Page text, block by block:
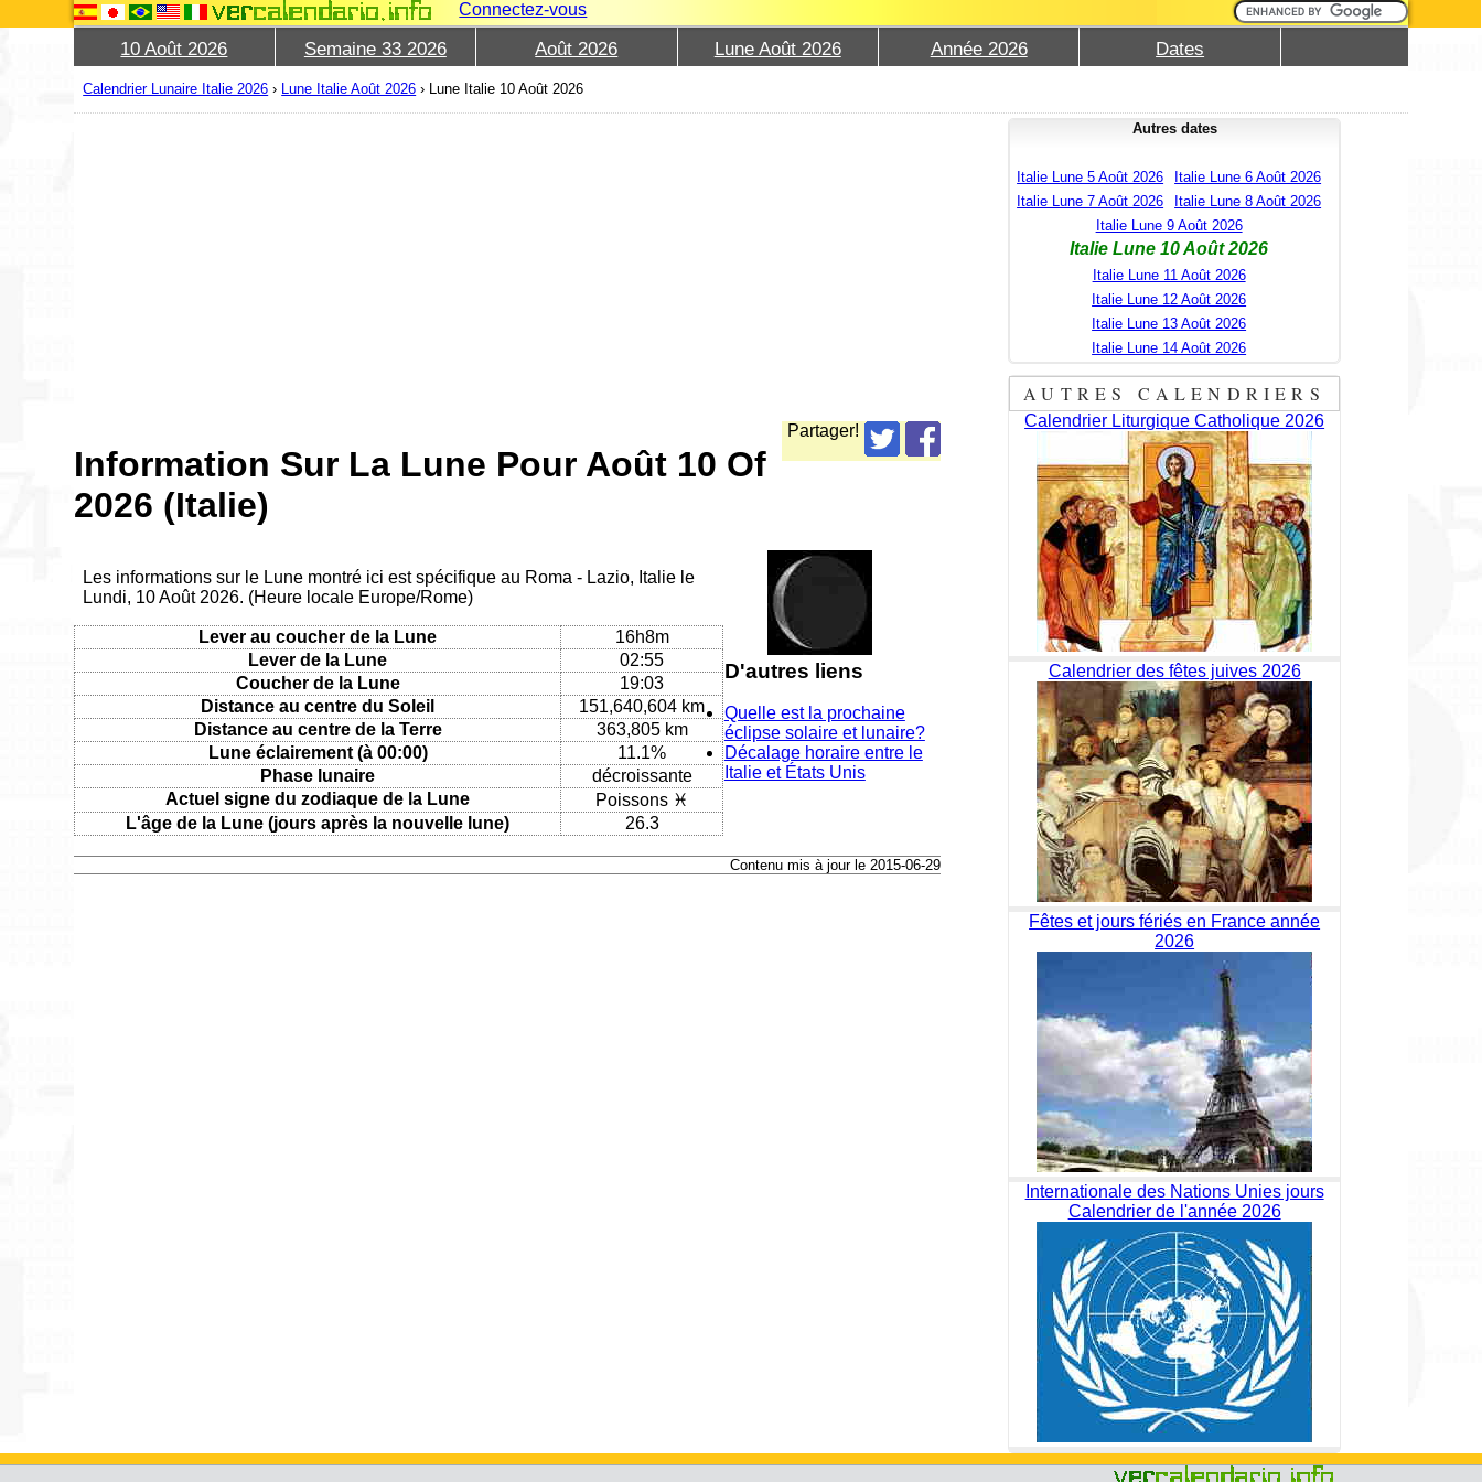
Connectez-vous
10 Août 2026 Semaine 33 2026 Août 2026 Lune Août 2026 Année 2026 Dates
Calendrier Lunaire Italie 2026 › Lune Italie Août 2026 › Lune Italie 10 Août 2026
Partager!
Information Sur La Lune Pour Août 10 Of
2026 (Italie)
Les informations sur le Lune montré ici est spécifique au Roma - Lazio, Italie le
Lundi, 10 Août 2026. (Heure locale Europe/Rome)
Lever au coucher de la Lune
16h8m
Lever de la Lune
02:55
Coucher de la Lune
19:03
Distance au centre du Soleil
151,640,604 km
Distance au centre de la Terre
363,805 km
Lune éclairement (à 00:00)
11.1%
Phase lunaire
décroissante
Actuel signe du zodiaque de la Lune
Poissons ♓
L'âge de la Lune (jours après la nouvelle lune)
26.3
D'autres liens
Quelle est la prochaine
éclipse solaire et lunaire?
Décalage horaire entre le
Italie et États Unis
Contenu mis à jour le 2015-06-29
Autres dates
Italie Lune 5 Août 2026
Italie Lune 6 Août 2026
Italie Lune 7 Août 2026
Italie Lune 8 Août 2026
Italie Lune 9 Août 2026
Italie Lune 10 Août 2026
Italie Lune 11 Août 2026
Italie Lune 12 Août 2026
Italie Lune 13 Août 2026
Italie Lune 14 Août 2026
AUTRES CALENDRIERS
Calendrier Liturgique Catholique 2026
Calendrier des fêtes juives 2026
Fêtes et jours fériés en France année
2026
Internationale des Nations Unies jours
Calendrier de l'année 2026